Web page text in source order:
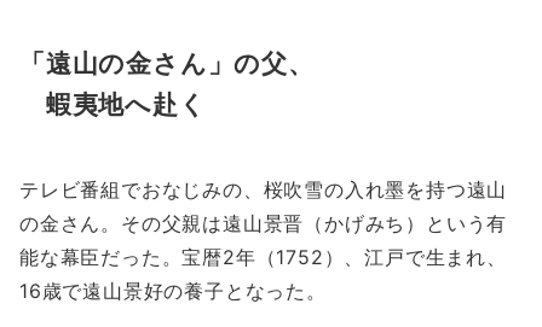
「遠山の金さん」の父、
蝦夷地へ赴く
テレビ番組でおなじみの、桜吹雪の入れ墨を持つ遠山
の金さん。その父親は遠山景晋（かげみち）という有
能な幕臣だった。宝暦2年（1752）、江戸で生まれ、
16歳で遠山景好の養子となった。